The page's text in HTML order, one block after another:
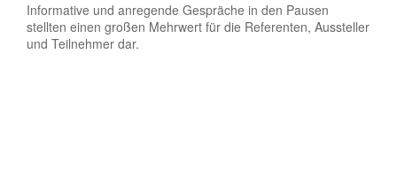
Informative und anregende Gespräche in den Pausen
stellten einen großen Mehrwert für die Referenten, Aussteller
und Teilnehmer dar.